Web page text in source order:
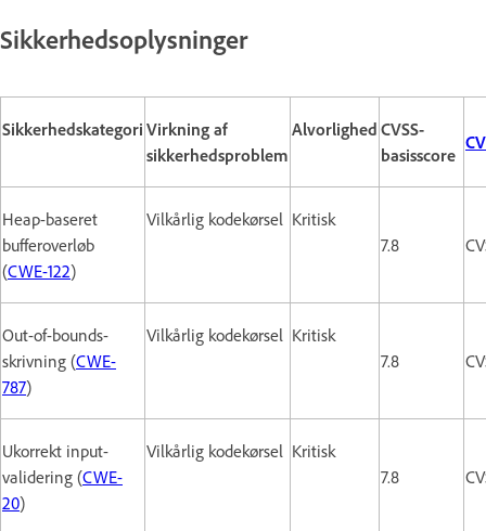
Sikkerhedsoplysninger
Sikkerhedskategori Virkning af
sikkerhedsproblem
Alvorlighed CVSS-
basisscore
Heap-baseret
bufferoverløb
(CWE-122)
Vilkårlig kodekørsel Kritisk
7.8
Out-of-bounds-
skrivning (CWE-
787)
Vilkårlig kodekørsel Kritisk
7.8
Ukorrekt input-
validering (CWE-
20)
Vilkårlig kodekørsel Kritisk
7.8